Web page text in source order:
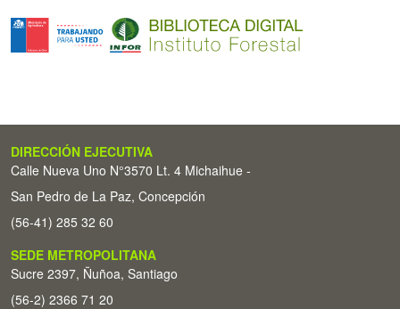
DIRECCIÓN EJECUTIVA
Calle Nueva Uno N°3570 Lt. 4 Michaihue -
San Pedro de La Paz, Concepción
(56-41) 285 32 60
SEDE METROPOLITANA
Sucre 2397, Ñuñoa, Santiago
(56-2) 2366 71 20